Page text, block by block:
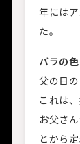
年には
た。
バラの
父の日
これは
お父さ
とから